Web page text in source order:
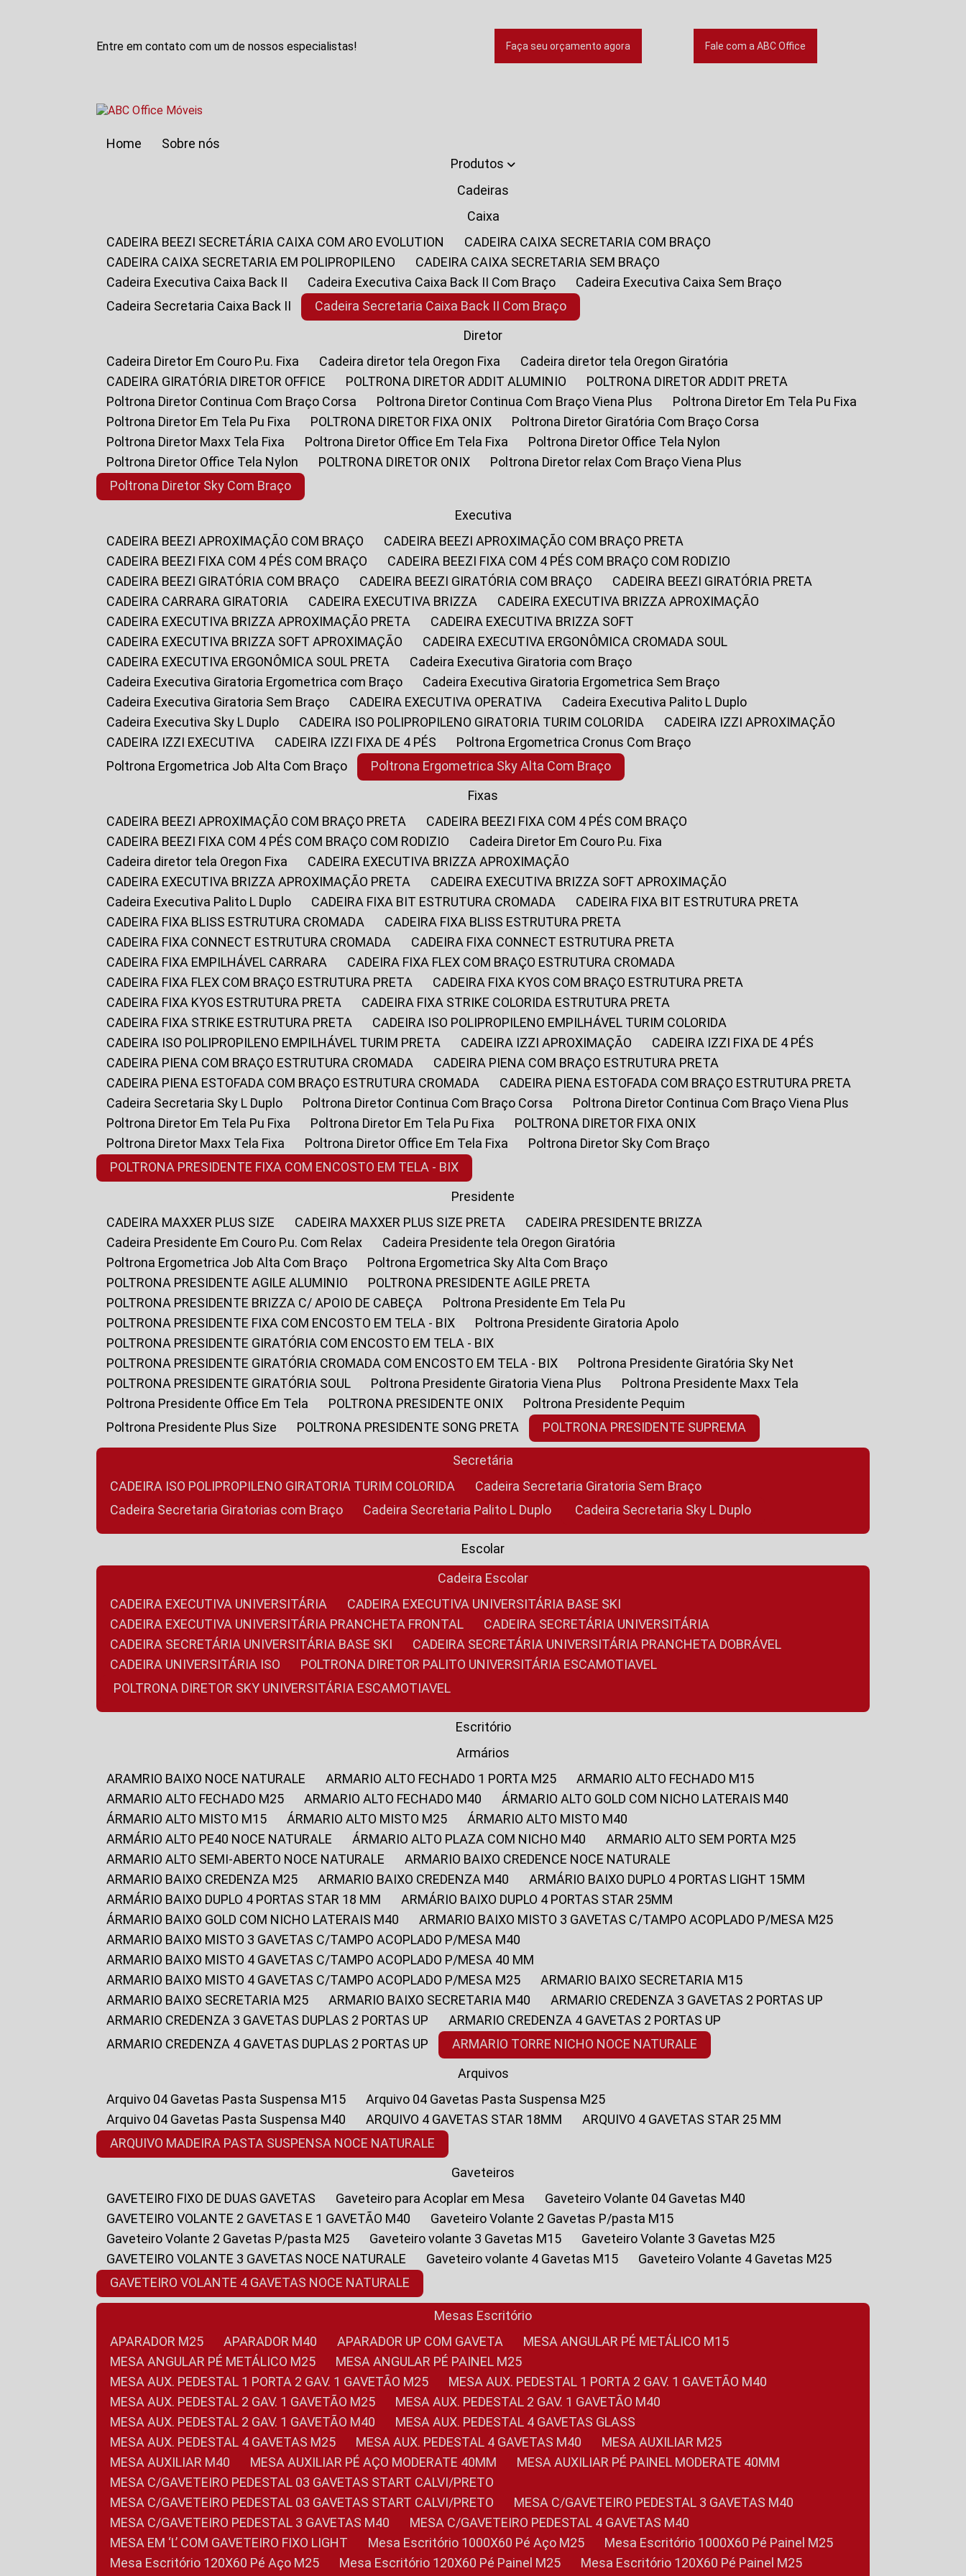
Entre em contato com um de nossos especialistas! Faça seu orçamento agora Fale com a ABC Office
Home
Sobre nós
Produtos
Cadeiras
Caixa
CADEIRA BEEZI SECRETÁRIA CAIXA COM ARO EVOLUTION
CADEIRA CAIXA SECRETARIA COM BRAÇO
CADEIRA CAIXA SECRETARIA EM POLIPROPILENO
CADEIRA CAIXA SECRETARIA SEM BRAÇO
Cadeira Executiva Caixa Back II
Cadeira Executiva Caixa Back II Com Braço
Cadeira Executiva Caixa Sem Braço
Cadeira Secretaria Caixa Back II
Cadeira Secretaria Caixa Back II Com Braço
Diretor
Cadeira Diretor Em Couro P.u. Fixa
Cadeira diretor tela Oregon Fixa
Cadeira diretor tela Oregon Giratória
CADEIRA GIRATÓRIA DIRETOR OFFICE
POLTRONA DIRETOR ADDIT ALUMINIO
POLTRONA DIRETOR ADDIT PRETA
Poltrona Diretor Continua Com Braço Corsa
Poltrona Diretor Continua Com Braço Viena Plus
Poltrona Diretor Em Tela Pu Fixa
Poltrona Diretor Em Tela Pu Fixa
POLTRONA DIRETOR FIXA ONIX
Poltrona Diretor Giratória Com Braço Corsa
Poltrona Diretor Maxx Tela Fixa
Poltrona Diretor Office Em Tela Fixa
Poltrona Diretor Office Tela Nylon
Poltrona Diretor Office Tela Nylon
POLTRONA DIRETOR ONIX
Poltrona Diretor relax Com Braço Viena Plus
Poltrona Diretor Sky Com Braço
Executiva
CADEIRA BEEZI APROXIMAÇÃO COM BRAÇO
CADEIRA BEEZI APROXIMAÇÃO COM BRAÇO PRETA
CADEIRA BEEZI FIXA COM 4 PÉS COM BRAÇO
CADEIRA BEEZI FIXA COM 4 PÉS COM BRAÇO COM RODIZIO
CADEIRA BEEZI GIRATÓRIA COM BRAÇO
CADEIRA BEEZI GIRATÓRIA COM BRAÇO
CADEIRA BEEZI GIRATÓRIA PRETA
CADEIRA CARRARA GIRATORIA
CADEIRA EXECUTIVA BRIZZA
CADEIRA EXECUTIVA BRIZZA APROXIMAÇÃO
CADEIRA EXECUTIVA BRIZZA APROXIMAÇÃO PRETA
CADEIRA EXECUTIVA BRIZZA SOFT
CADEIRA EXECUTIVA BRIZZA SOFT APROXIMAÇÃO
CADEIRA EXECUTIVA ERGONÔMICA CROMADA SOUL
CADEIRA EXECUTIVA ERGONÔMICA SOUL PRETA
Cadeira Executiva Giratoria com Braço
Cadeira Executiva Giratoria Ergometrica com Braço
Cadeira Executiva Giratoria Ergometrica Sem Braço
Cadeira Executiva Giratoria Sem Braço
CADEIRA EXECUTIVA OPERATIVA
Cadeira Executiva Palito L Duplo
Cadeira Executiva Sky L Duplo
CADEIRA ISO POLIPROPILENO GIRATORIA TURIM COLORIDA
CADEIRA IZZI APROXIMAÇÃO
CADEIRA IZZI EXECUTIVA
CADEIRA IZZI FIXA DE 4 PÉS
Poltrona Ergometrica Cronus Com Braço
Poltrona Ergometrica Job Alta Com Braço
Poltrona Ergometrica Sky Alta Com Braço
Fixas
CADEIRA BEEZI APROXIMAÇÃO COM BRAÇO PRETA
CADEIRA BEEZI FIXA COM 4 PÉS COM BRAÇO
CADEIRA BEEZI FIXA COM 4 PÉS COM BRAÇO COM RODIZIO
Cadeira Diretor Em Couro P.u. Fixa
Cadeira diretor tela Oregon Fixa
CADEIRA EXECUTIVA BRIZZA APROXIMAÇÃO
CADEIRA EXECUTIVA BRIZZA APROXIMAÇÃO PRETA
CADEIRA EXECUTIVA BRIZZA SOFT APROXIMAÇÃO
Cadeira Executiva Palito L Duplo
CADEIRA FIXA BIT ESTRUTURA CROMADA
CADEIRA FIXA BIT ESTRUTURA PRETA
CADEIRA FIXA BLISS ESTRUTURA CROMADA
CADEIRA FIXA BLISS ESTRUTURA PRETA
CADEIRA FIXA CONNECT ESTRUTURA CROMADA
CADEIRA FIXA CONNECT ESTRUTURA PRETA
CADEIRA FIXA EMPILHÁVEL CARRARA
CADEIRA FIXA FLEX COM BRAÇO ESTRUTURA CROMADA
CADEIRA FIXA FLEX COM BRAÇO ESTRUTURA PRETA
CADEIRA FIXA KYOS COM BRAÇO ESTRUTURA PRETA
CADEIRA FIXA KYOS ESTRUTURA PRETA
CADEIRA FIXA STRIKE COLORIDA ESTRUTURA PRETA
CADEIRA FIXA STRIKE ESTRUTURA PRETA
CADEIRA ISO POLIPROPILENO EMPILHÁVEL TURIM COLORIDA
CADEIRA ISO POLIPROPILENO EMPILHÁVEL TURIM PRETA
CADEIRA IZZI APROXIMAÇÃO
CADEIRA IZZI FIXA DE 4 PÉS
CADEIRA PIENA COM BRAÇO ESTRUTURA CROMADA
CADEIRA PIENA COM BRAÇO ESTRUTURA PRETA
CADEIRA PIENA ESTOFADA COM BRAÇO ESTRUTURA CROMADA
CADEIRA PIENA ESTOFADA COM BRAÇO ESTRUTURA PRETA
Cadeira Secretaria Sky L Duplo
Poltrona Diretor Continua Com Braço Corsa
Poltrona Diretor Continua Com Braço Viena Plus
Poltrona Diretor Em Tela Pu Fixa
Poltrona Diretor Em Tela Pu Fixa
POLTRONA DIRETOR FIXA ONIX
Poltrona Diretor Maxx Tela Fixa
Poltrona Diretor Office Em Tela Fixa
Poltrona Diretor Sky Com Braço
POLTRONA PRESIDENTE FIXA COM ENCOSTO EM TELA - BIX
Presidente
CADEIRA MAXXER PLUS SIZE
CADEIRA MAXXER PLUS SIZE PRETA
CADEIRA PRESIDENTE BRIZZA
Cadeira Presidente Em Couro P.u. Com Relax
Cadeira Presidente tela Oregon Giratória
Poltrona Ergometrica Job Alta Com Braço
Poltrona Ergometrica Sky Alta Com Braço
POLTRONA PRESIDENTE AGILE ALUMINIO
POLTRONA PRESIDENTE AGILE PRETA
POLTRONA PRESIDENTE BRIZZA C/ APOIO DE CABEÇA
Poltrona Presidente Em Tela Pu
POLTRONA PRESIDENTE FIXA COM ENCOSTO EM TELA - BIX
Poltrona Presidente Giratoria Apolo
POLTRONA PRESIDENTE GIRATÓRIA COM ENCOSTO EM TELA - BIX
POLTRONA PRESIDENTE GIRATÓRIA CROMADA COM ENCOSTO EM TELA - BIX
Poltrona Presidente Giratória Sky Net
POLTRONA PRESIDENTE GIRATÓRIA SOUL
Poltrona Presidente Giratoria Viena Plus
Poltrona Presidente Maxx Tela
Poltrona Presidente Office Em Tela
POLTRONA PRESIDENTE ONIX
Poltrona Presidente Pequim
Poltrona Presidente Plus Size
POLTRONA PRESIDENTE SONG PRETA POLTRONA PRESIDENTE SUPREMA
Secretária
CADEIRA ISO POLIPROPILENO GIRATORIA TURIM COLORIDA
Cadeira Secretaria Giratoria Sem Braço
Cadeira Secretaria Giratorias com Braço
Cadeira Secretaria Palito L Duplo Cadeira Secretaria Sky L Duplo
Escolar
Cadeira Escolar
CADEIRA EXECUTIVA UNIVERSITÁRIA
CADEIRA EXECUTIVA UNIVERSITÁRIA BASE SKI
CADEIRA EXECUTIVA UNIVERSITÁRIA PRANCHETA FRONTAL
CADEIRA SECRETÁRIA UNIVERSITÁRIA
CADEIRA SECRETÁRIA UNIVERSITÁRIA BASE SKI
CADEIRA SECRETÁRIA UNIVERSITÁRIA PRANCHETA DOBRÁVEL
CADEIRA UNIVERSITÁRIA ISO
POLTRONA DIRETOR PALITO UNIVERSITÁRIA ESCAMOTIAVEL
POLTRONA DIRETOR SKY UNIVERSITÁRIA ESCAMOTIAVEL
Escritório
Armários
ARAMRIO BAIXO NOCE NATURALE
ARMARIO ALTO FECHADO 1 PORTA M25
ARMARIO ALTO FECHADO M15
ARMARIO ALTO FECHADO M25
ARMARIO ALTO FECHADO M40
ÁRMARIO ALTO GOLD COM NICHO LATERAIS M40
ÁRMARIO ALTO MISTO M15
ÁRMARIO ALTO MISTO M25
ÁRMARIO ALTO MISTO M40
ARMÁRIO ALTO PE40 NOCE NATURALE
ÁRMARIO ALTO PLAZA COM NICHO M40
ARMARIO ALTO SEM PORTA M25
ARMARIO ALTO SEMI-ABERTO NOCE NATURALE
ARMARIO BAIXO CREDENCE NOCE NATURALE
ARMARIO BAIXO CREDENZA M25
ARMARIO BAIXO CREDENZA M40
ARMÁRIO BAIXO DUPLO 4 PORTAS LIGHT 15MM
ARMÁRIO BAIXO DUPLO 4 PORTAS STAR 18 MM
ARMÁRIO BAIXO DUPLO 4 PORTAS STAR 25MM
ÁRMARIO BAIXO GOLD COM NICHO LATERAIS M40
ARMARIO BAIXO MISTO 3 GAVETAS C/TAMPO ACOPLADO P/MESA M25
ARMARIO BAIXO MISTO 3 GAVETAS C/TAMPO ACOPLADO P/MESA M40
ARMARIO BAIXO MISTO 4 GAVETAS C/TAMPO ACOPLADO P/MESA 40 MM
ARMARIO BAIXO MISTO 4 GAVETAS C/TAMPO ACOPLADO P/MESA M25
ARMARIO BAIXO SECRETARIA M15
ARMARIO BAIXO SECRETARIA M25
ARMARIO BAIXO SECRETARIA M40
ARMARIO CREDENZA 3 GAVETAS 2 PORTAS UP
ARMARIO CREDENZA 3 GAVETAS DUPLAS 2 PORTAS UP
ARMARIO CREDENZA 4 GAVETAS 2 PORTAS UP
ARMARIO CREDENZA 4 GAVETAS DUPLAS 2 PORTAS UP
ARMARIO TORRE NICHO NOCE NATURALE
Arquivos
Arquivo 04 Gavetas Pasta Suspensa M15
Arquivo 04 Gavetas Pasta Suspensa M25
Arquivo 04 Gavetas Pasta Suspensa M40
ARQUIVO 4 GAVETAS STAR 18MM
ARQUIVO 4 GAVETAS STAR 25 MM
ARQUIVO MADEIRA PASTA SUSPENSA NOCE NATURALE
Gaveteiros
GAVETEIRO FIXO DE DUAS GAVETAS
Gaveteiro para Acoplar em Mesa
Gaveteiro Volante 04 Gavetas M40
GAVETEIRO VOLANTE 2 GAVETAS E 1 GAVETÃO M40
Gaveteiro Volante 2 Gavetas P/pasta M15
Gaveteiro Volante 2 Gavetas P/pasta M25
Gaveteiro volante 3 Gavetas M15
Gaveteiro Volante 3 Gavetas M25
GAVETEIRO VOLANTE 3 GAVETAS NOCE NATURALE
Gaveteiro volante 4 Gavetas M15
Gaveteiro Volante 4 Gavetas M25
GAVETEIRO VOLANTE 4 GAVETAS NOCE NATURALE
Mesas Escritório
APARADOR M25
APARADOR M40 APARADOR UP COM GAVETA
MESA ANGULAR PÉ METÁLICO M15
MESA ANGULAR PÉ METÁLICO M25
MESA ANGULAR PÉ PAINEL M25
MESA AUX. PEDESTAL 1 PORTA 2 GAV. 1 GAVETÃO M25
MESA AUX. PEDESTAL 1 PORTA 2 GAV. 1 GAVETÃO M40
MESA AUX. PEDESTAL 2 GAV. 1 GAVETÃO M25
MESA AUX. PEDESTAL 2 GAV. 1 GAVETÃO M40
MESA AUX. PEDESTAL 2 GAV. 1 GAVETÃO M40
MESA AUX. PEDESTAL 4 GAVETAS GLASS
MESA AUX. PEDESTAL 4 GAVETAS M25
MESA AUX. PEDESTAL 4 GAVETAS M40
MESA AUXILIAR M25
MESA AUXILIAR M40
MESA AUXILIAR PÉ AÇO MODERATE 40MM
MESA AUXILIAR PÉ PAINEL MODERATE 40MM
MESA C/GAVETEIRO PEDESTAL 03 GAVETAS START CALVI/PRETO
MESA C/GAVETEIRO PEDESTAL 03 GAVETAS START CALVI/PRETO
MESA C/GAVETEIRO PEDESTAL 3 GAVETAS M40
MESA C/GAVETEIRO PEDESTAL 3 GAVETAS M40
MESA C/GAVETEIRO PEDESTAL 4 GAVETAS M40
MESA EM ‘L’ COM GAVETEIRO FIXO LIGHT
Mesa Escritório 1000X60 Pé Aço M25
Mesa Escritório 1000X60 Pé Painel M25
Mesa Escritório 120X60 Pé Aço M25
Mesa Escritório 120X60 Pé Painel M25
Mesa Escritório 120X60 Pé Painel M25